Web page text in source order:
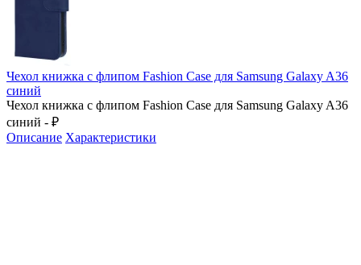
Чехол книжка с флипом Fashion Case для Samsung Galaxy A36
синий
Чехол книжка с флипом Fashion Case для Samsung Galaxy A36
синий - ₽
Описание Характеристики